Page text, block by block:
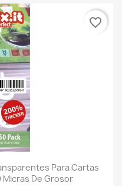
Para Cartas
Micras De Grosor
favorite_border